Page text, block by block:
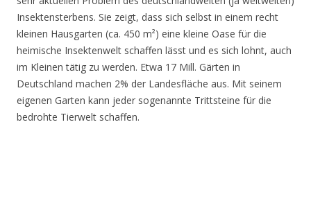
Insektensterbens. Sie zeigt, dass sich selbst in einem recht
kleinen Hausgarten (ca. 450 m²) eine kleine Oase für die
heimische Insektenwelt schaffen lässt und es sich lohnt, auch
im Kleinen tätig zu werden. Etwa 17 Mill. Gärten in
Deutschland machen 2% der Landesfläche aus. Mit seinem
eigenen Garten kann jeder sogenannte Trittsteine für die
bedrohte Tierwelt schaffen.